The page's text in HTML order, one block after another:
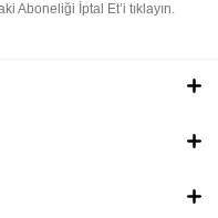
Aboneliği İptal Et’i tıklayın.